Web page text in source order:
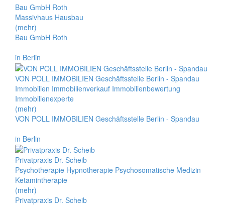
Bau GmbH Roth
Massivhaus Hausbau
(mehr)
Bau GmbH Roth
in Berlin
VON POLL IMMOBILIEN Geschäftsstelle Berlin - Spandau
Immobilien Immobilienverkauf Immobilienbewertung
Immobilienexperte
(mehr)
VON POLL IMMOBILIEN Geschäftsstelle Berlin - Spandau
in Berlin
Privatpraxis Dr. Scheib
Psychotherapie Hypnotherapie Psychosomatische Medizin
Ketamintherapie
(mehr)
Privatpraxis Dr. Scheib